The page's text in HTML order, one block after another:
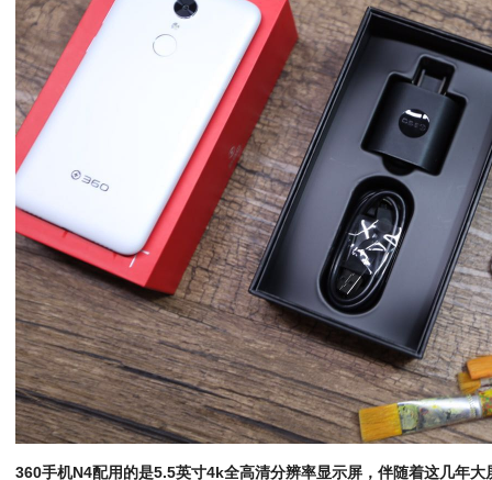
360手机N4配用的是5.5英寸4k全高清分辨率显示屏，伴随着这几年